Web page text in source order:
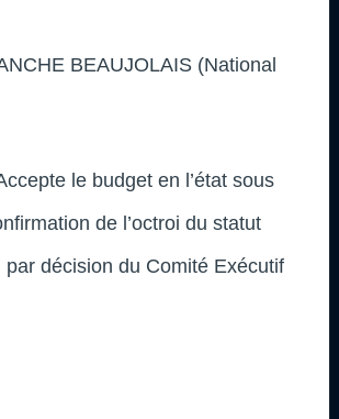
BEAUJOLAIS (National
le budget en l’état sous
de l’octroi du statut
par décision du Comité Exécutif